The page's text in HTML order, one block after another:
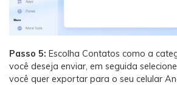
Passo 5: Escolha Contatos como a
você deseja enviar, em seguida
você quer exportar para o seu celular